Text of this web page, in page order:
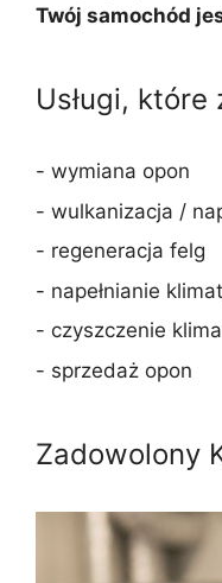
Twój samochód
Usługi,
- wymiana opon
- wulkanizacja /
- regeneracja felg
- napełnianie
- czyszczenie
- sprzedaż opon
Zadowolony